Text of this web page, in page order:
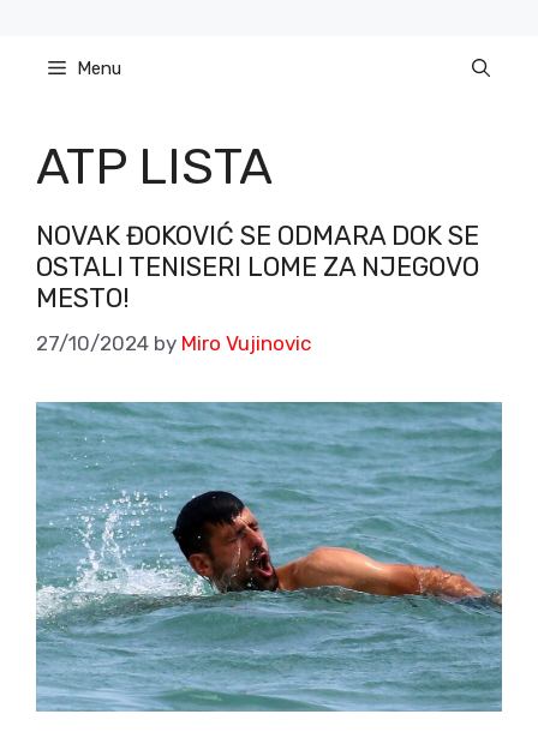
content Menu
ATP LISTA
NOVAK ĐOKOVIĆ SE ODMARA DOK SE
OSTALI TENISERI LOME ZA NJEGOVO
MESTO!
27/10/2024 by Miro Vujinovic